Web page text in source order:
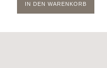
IN DEN WARENKORB